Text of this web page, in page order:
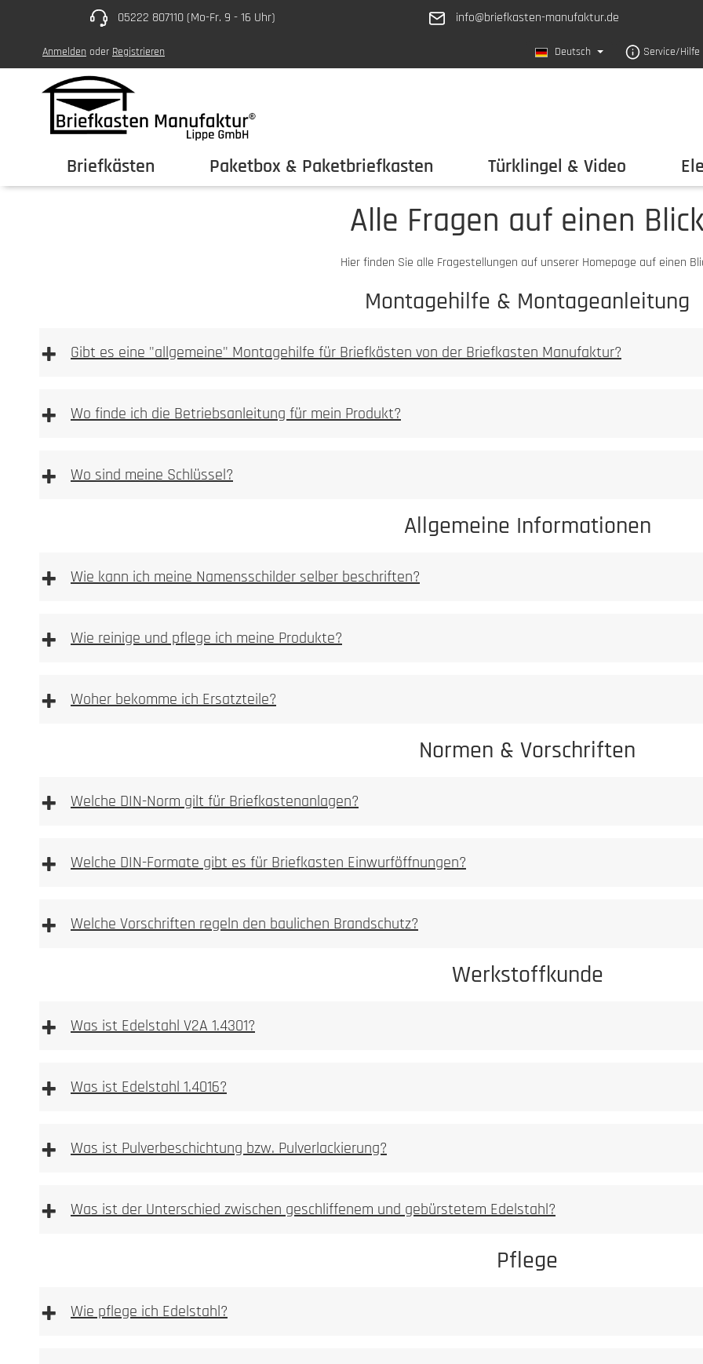
Hauptinhalt springen
Zur Hauptnavigation springen05222 807110 (Mo-Fr. 9 - 16 Uhr) info@briefkasten-manufaktur.de
Anmelden oder Registrieren Deutsch Service/Hilfe
Briefkästen Paketbox & Paketbriefkasten Türklingel & Video
Alle Fragen auf einen Blick
Hier finden Sie alle Fragestellungen auf unserer Homepage auf einen
Montagehilfe & Montageanleitung
+ Gibt es eine "allgemeine" Montagehilfe für Briefkästen von der Briefkasten Manufaktur?
+ Wo finde ich die Betriebsanleitung für mein Produkt?
+ Wo sind meine Schlüssel?
Allgemeine Informationen
+ Wie kann ich meine Namensschilder selber beschriften?
Vorlage Namensschild BASIC Typ 3 & BASIC Typ 2 [PDF Datei 0,03 mb]
+ Wie reinige und pflege ich meine Produkte?
Bürstrichtung gereinigt werden.
+ Woher bekomme ich Ersatzteile?
Normen & Vorschriften
+ Welche DIN-Norm gilt für Briefkastenanlagen?
+ Welche DIN-Formate gibt es für Briefkasten Einwurföffnungen?
+ Welche Vorschriften regeln den baulichen Brandschutz?
Werkstoffkunde
+ Was ist Edelstahl V2A 1.4301?
Unser Anspruch an ein Manufakturprodukt ist, dass dieses ein Leben lang hält.
+ Was ist Edelstahl 1.4016?
stark magnetisch.
+ Was ist Pulverbeschichtung bzw. Pulverlackierung?
+ Was ist der Unterschied zwischen geschliffenem und gebürstetem Edelstahl?
Pflege
+ Wie pflege ich Edelstahl?